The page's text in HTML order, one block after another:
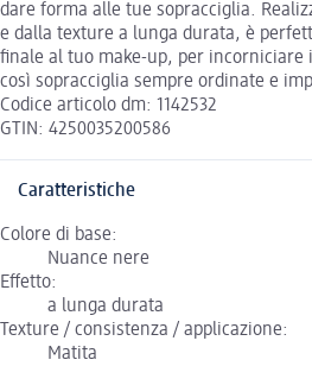
dare forma alle tue sopracciglia.
e dalla texture a lunga durata, è
finale al tuo make-up, per incorniciare
così sopracciglia sempre ordinate e
Codice articolo dm: 1142532
GTIN: 4250035200586
Caratteristiche
Colore di base:
Nuance nere
Effetto:
a lunga durata
Texture / consistenza / applicazione:
Matita